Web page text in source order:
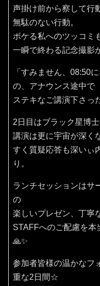
声掛け前から察して行
無駄のない行動。
ボケる私へのツッコミ
一瞬で終わる記念撮影
「すみません、08:50
の、アナウンス途中で
ステキなご講演下さっ
2日目はブラック星博
講演は更に宇宙が深く
すく質疑応答も深いぃ
り。
ランチセッションはサ
の
楽しいプレゼン、丁寧
STAFFへのご配慮を本
🙏✨
参加者皆様の温かなフ
重な2日間☆